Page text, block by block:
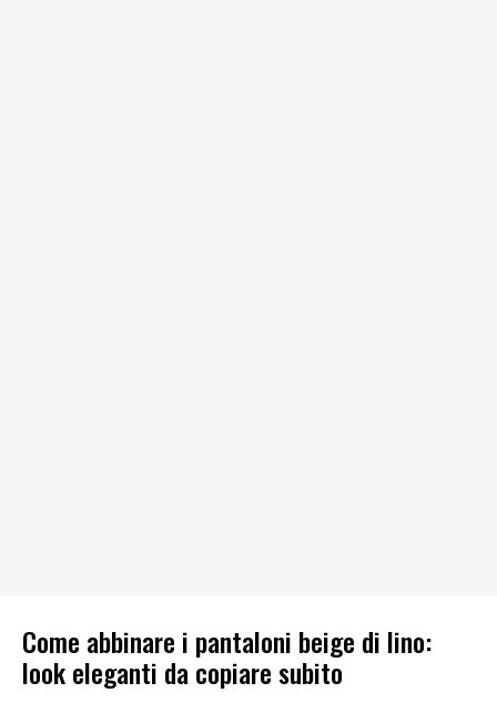
Come abbinare i pantaloni beige di lino:
look eleganti da copiare subito